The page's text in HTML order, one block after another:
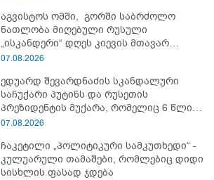
აგვისტოს ომში, გორში საბრძოლო
ნათლობა მიღებული რუსული
„ისკანდერი“ დღეს კიევის მთავარ
კოშმარად იქცა
07.08.2026
ედუარდ შევარდნაძის სკანდალური
საჩუქარი პუტინს და რუსეთის
პრეზიდენტის მუქარა, რომელიც 6 წლის
შემდეგ აასრულა
07.08.2026
ჩაკეტილი „პოლიტიკური სამკუთხედი“ -
კულუარული თამაშები, რომლებიც დიდი
სისხლის ფასად ჯდება